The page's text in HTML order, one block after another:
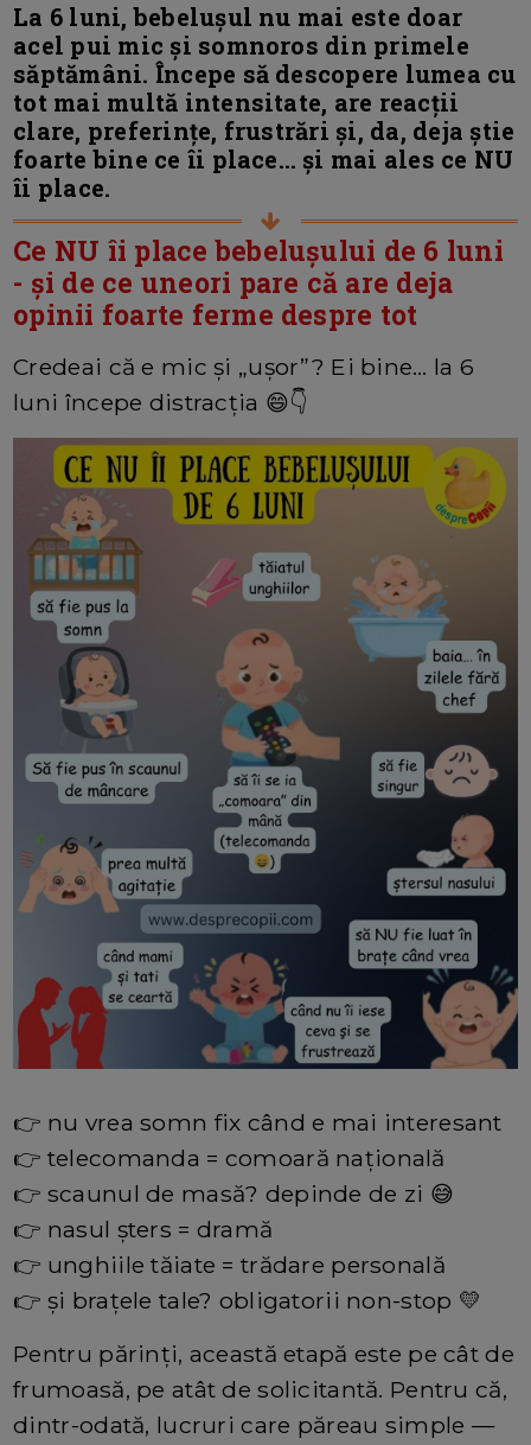
La 6 luni, bebelușul nu mai este doar
acel pui mic și somnoros din primele
săptămâni. Începe să descopere lumea cu
tot mai multă intensitate, are reacții
clare, preferințe, frustrări și, da, deja știe
foarte bine ce îi place… și mai ales ce NU
îi place.
Ce NU îi place bebelușului de 6 luni
- și de ce uneori pare că are deja
opinii foarte ferme despre tot
Credeai că e mic și „ușor”? Ei bine… la 6
luni începe distracția 😄👇
👉 nu vrea somn fix când e mai interesant
👉 telecomanda = comoară națională
👉 scaunul de masă? depinde de zi 😅
👉 nasul șters = dramă
👉 unghiile tăiate = trădare personală
👉 și brațele tale? obligatorii non-stop 💛
Pentru părinți, această etapă este pe cât de
frumoasă, pe atât de solicitantă. Pentru că,
dintr-odată, lucruri care păreau simple —